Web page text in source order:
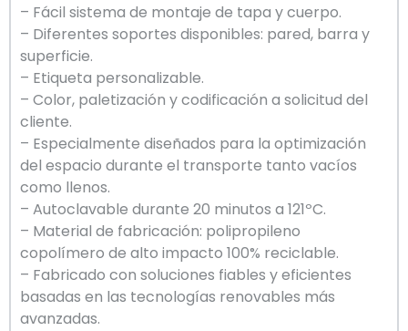
– Fácil sistema de montaje de tapa y cuerpo.
– Diferentes soportes disponibles: pared, barra y
superficie.
– Etiqueta personalizable.
– Color, paletización y codificación a solicitud del
cliente.
– Especialmente diseñados para la optimización
del espacio durante el transporte tanto vacíos
como llenos.
– Autoclavable durante 20 minutos a 121ºC.
– Material de fabricación: polipropileno
copolímero de alto impacto 100% reciclable.
– Fabricado con soluciones fiables y eficientes
basadas en las tecnologías renovables más
avanzadas.